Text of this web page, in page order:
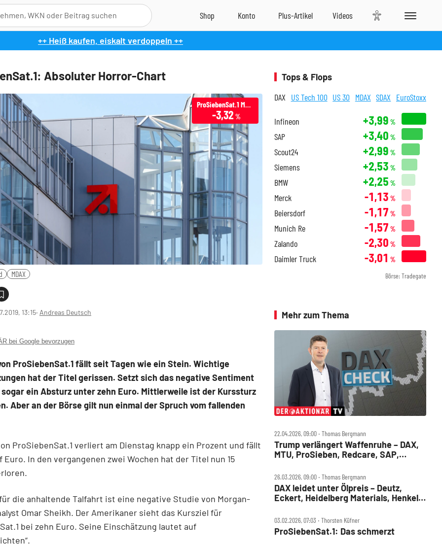
++ Heiß kaufen, eiskalt verdoppeln ++
Absoluter Horror-Chart
ProSiebenSat.1 Media
-3,32 %
MDAX
13:15‧ Andreas Deutsch
bei Google bevorzugen
ProSiebenSat.1 fällt seit Tagen wie ein Stein. Wichtige
hat der Titel gerissen. Setzt sich das negative Sentiment
ein Absturz unter zehn Euro. Mittlerweile ist der Kurssturz
Aber an der Börse gilt nun einmal der Spruch vom fallenden
ProSiebenSat.1 verliert am Dienstag knapp ein Prozent und fällt
Euro. In den vergangenen zwei Wochen hat der Titel nun 15
die anhaltende Talfahrt ist eine negative Studie von Morgan-
Omar Sheikh. Der Amerikaner sieht das Kursziel für
bei zehn Euro. Seine Einschätzung lautet auf
Tops & Flops
DAX US Tech 100 US 30 MDAX SDAX EuroStoxx
Infineon +3,99 %
SAP +3,40 %
Scout24 +2,99 %
Siemens +2,53 %
BMW +2,25 %
Merck -1,13 %
Beiersdorf -1,17 %
Munich Re -1,57 %
Zalando -2,30 %
Daimler Truck -3,01 %
Börse: Tradegate
Mehr zum Thema
22.04.2026, 09:00 ‧ Thomas Bergmann
Trump verlängert Waffenruhe – DAX,
MTU, ProSieben, Redcare, SAP,
26.03.2026, 09:00 ‧ Thomas Bergmann
DAX leidet unter Ölpreis – Deutz,
Eckert, Heidelberg Materials, Henkel,
03.02.2026, 07:03 ‧ Thorsten Küfner
ProSiebenSat.1: Das schmerzt